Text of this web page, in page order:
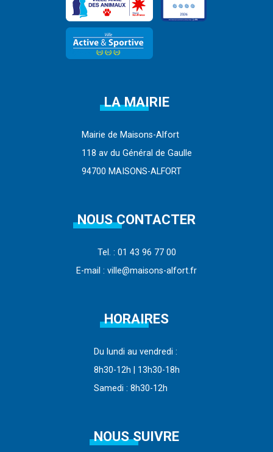
LA MAIRIE
Mairie de Maisons-Alfort
118 av du Général de Gaulle
94700 MAISONS-ALFORT
NOUS CONTACTER
Tel. : 01 43 96 77 00
E-mail : ville@maisons-alfort.fr
HORAIRES
Du lundi au vendredi :
8h30-12h | 13h30-18h
Samedi : 8h30-12h
NOUS SUIVRE